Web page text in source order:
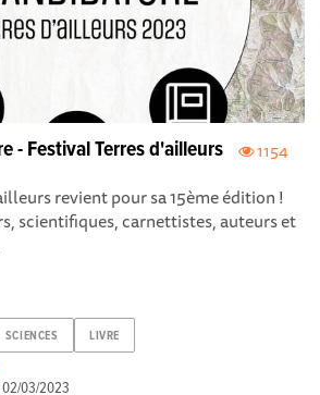
1154
- Festival Terres d'ailleurs
revient pour sa 15ème édition !
scientifiques, carnettistes, auteurs et
SCIENCES LIVRE
02/03/2023